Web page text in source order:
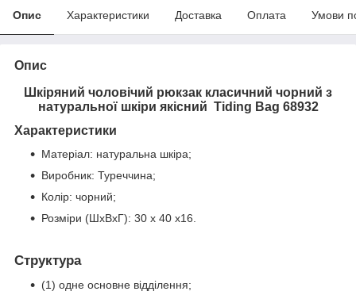
Опис Характеристики Доставка Оплата Умови
Опис
Шкіряний чоловічий рюкзак класичний чорний з
натуральної шкіри якісний Tiding Bag 68932
Характеристики
Матеріал: натуральна шкіра;
Виробник: Туреччина;
Колір: чорний;
Розміри (ШхВхГ): 30 х 40 х16.
Структура
(1) одне основне відділення;